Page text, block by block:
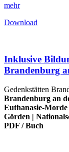
mehr
Download
Inklusive
Brandenburg
Gedenkstätten
Brandenburg an
Euthanasie-Morde
Görden |
PDF /Buch